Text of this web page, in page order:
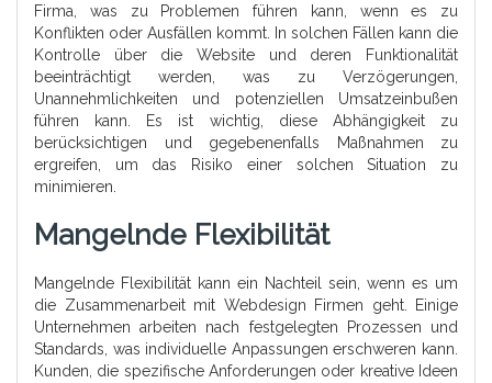
Firma, was zu Problemen führen kann, wenn es zu
Konflikten oder Ausfällen kommt. In solchen Fällen kann die
Kontrolle über die Website und deren Funktionalität
beeinträchtigt werden, was zu Verzögerungen,
Unannehmlichkeiten und potenziellen Umsatzeinbußen
führen kann. Es ist wichtig, diese Abhängigkeit zu
berücksichtigen und gegebenenfalls Maßnahmen zu
ergreifen, um das Risiko einer solchen Situation zu
minimieren.
Mangelnde Flexibilität
Mangelnde Flexibilität kann ein Nachteil sein, wenn es um
die Zusammenarbeit mit Webdesign Firmen geht. Einige
Unternehmen arbeiten nach festgelegten Prozessen und
Standards, was individuelle Anpassungen erschweren kann.
Kunden, die spezifische Anforderungen oder kreative Ideen